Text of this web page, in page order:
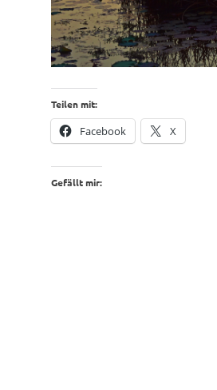
Teilen mit:
Facebook X
Gefällt mir: